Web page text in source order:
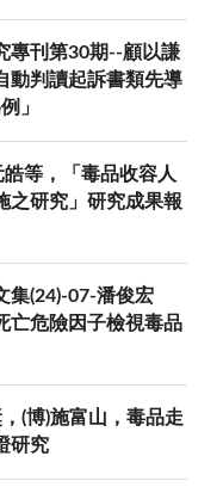
專刊第30期--顧以謙
動判讀起訴書類先導
」
等，「毒品收容人
之研究」研究成果報
集(24)-07-潘俊宏
亡危險因子檢視毒品
(博)施富山，毒品走
研究